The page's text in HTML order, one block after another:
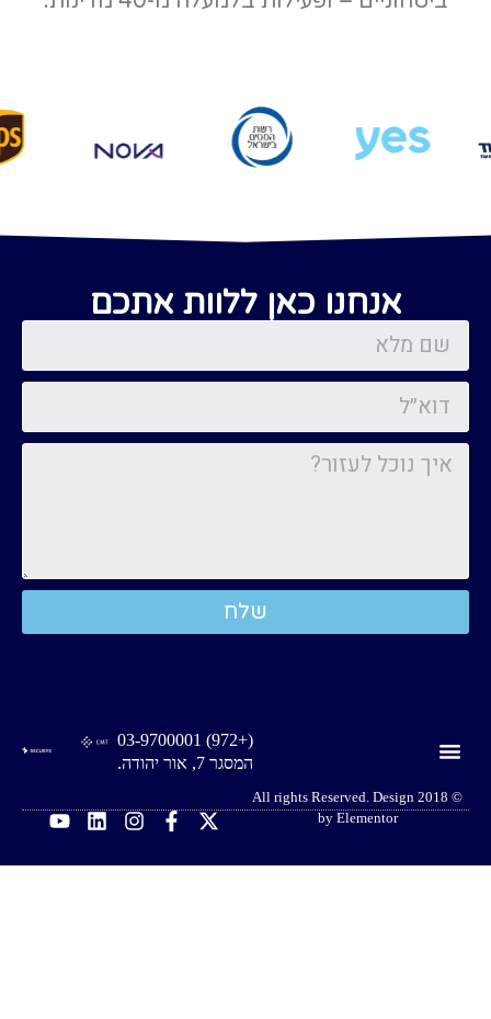
אנחנו כאן ללוות אתכם
© 2018 All rights Reserved. Design
by Elementor